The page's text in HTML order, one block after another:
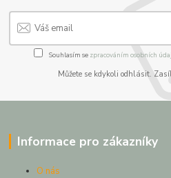
Souhlasím se zpracováním osobních
Můžete se kdykoli odhlásit.
Informace pro zákazníky
O nás